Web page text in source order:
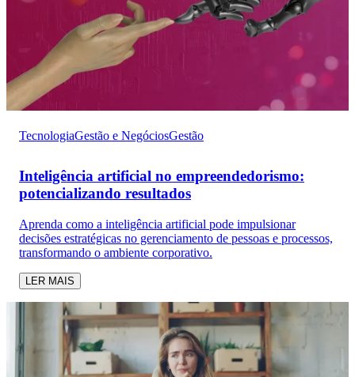
TecnologiaGestão e NegóciosGestão
Inteligência artificial no empreendedorismo:
potencializando resultados
Aprenda como a inteligência artificial pode impulsionar
decisões estratégicas no gerenciamento de pessoas e processos,
transformando o ambiente corporativo.
LER MAIS